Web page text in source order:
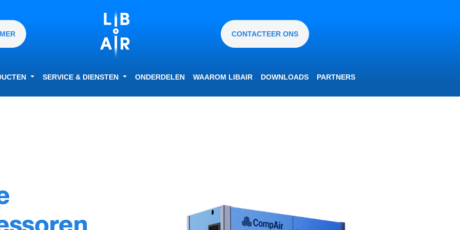
CONTACTEER ONS
SERVICE & DIENSTEN ONDERDELEN WAAROM LIBAIR DOWNLOADS PARTNERS